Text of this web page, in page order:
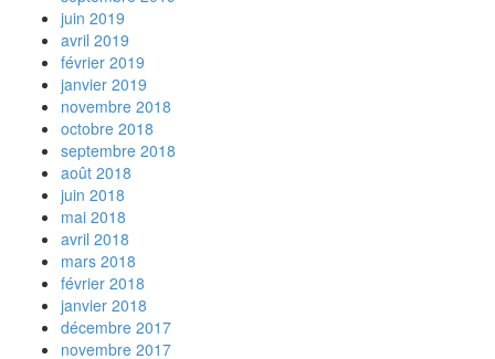
juin 2019
avril 2019
février 2019
janvier 2019
novembre 2018
octobre 2018
septembre 2018
août 2018
juin 2018
mai 2018
avril 2018
mars 2018
février 2018
janvier 2018
décembre 2017
novembre 2017